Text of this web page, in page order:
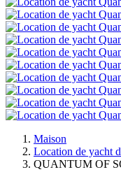
Maison
Location de yacht
QUANTUM OF